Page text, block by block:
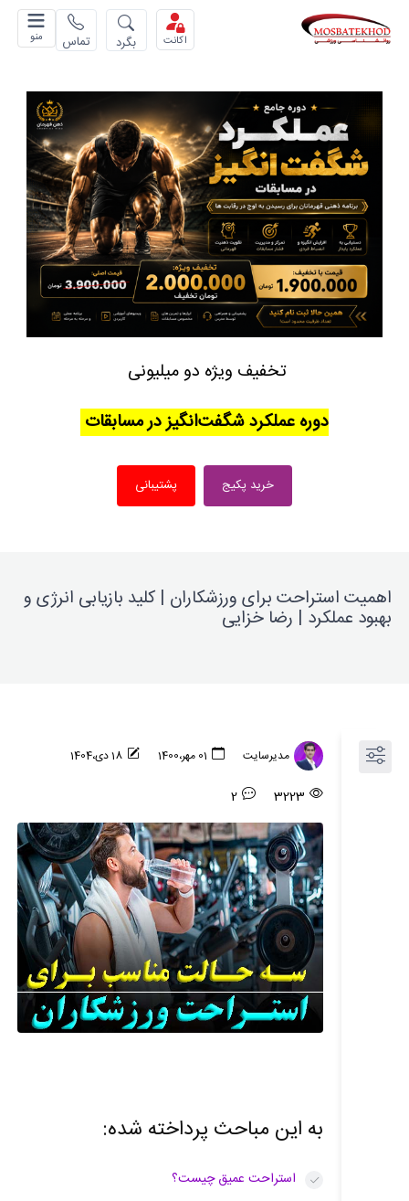
منو تماس بگرد اکانت
تخفیف ویژه دو میلیونی
دوره عملکرد شگفت‌انگیز در مسابقات
خرید پکیج پشتیبانی
اهمیت استراحت برای ورزشکاران | کلید بازیابی انرژی و
بهبود عملکرد | رضا خزایی
مدیرسایت 01 مهر،1400 18 دی،1404
3223
2
به این مباحث پرداخته شده:
استراحت عمیق چیست؟